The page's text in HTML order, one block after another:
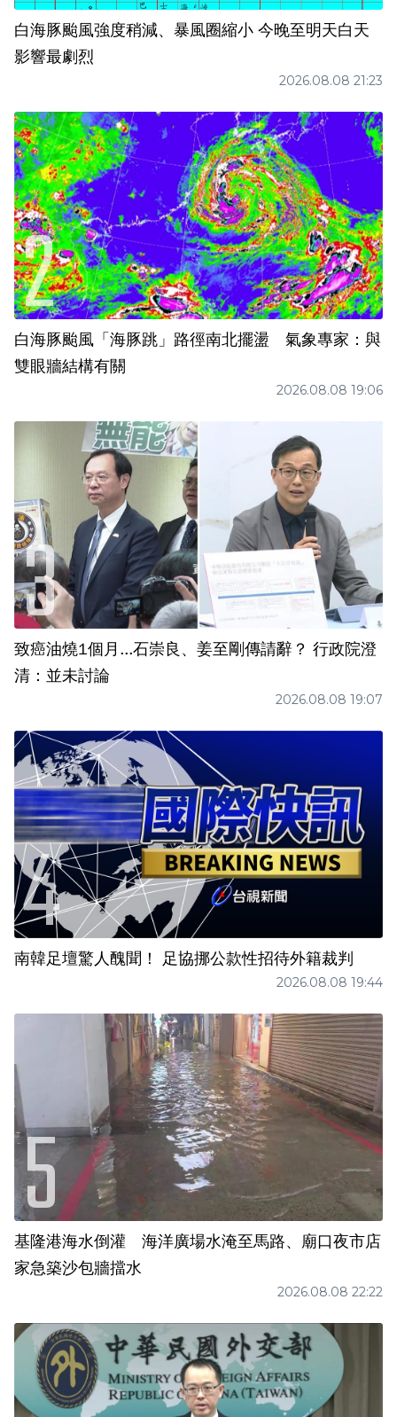
白海豚颱風強度稍減、暴風圈縮小 今晚至明天白天
影響最劇烈
2026.08.08 21:23
白海豚颱風「海豚跳」路徑南北擺盪 氣象專家：與
雙眼牆結構有關
2026.08.08 19:06
致癌油燒1個月...石崇良、姜至剛傳請辭？ 行政院澄
清：並未討論
2026.08.08 19:07
南韓足壇驚人醜聞！ 足協挪公款性招待外籍裁判
2026.08.08 19:44
基隆港海水倒灌 海洋廣場水淹至馬路、廟口夜市店
家急築沙包牆擋水
2026.08.08 22:22